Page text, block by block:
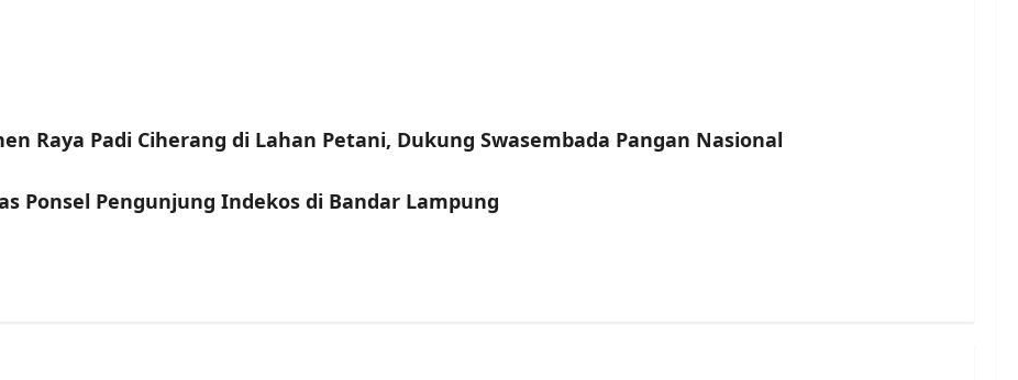
Raya Padi Ciherang di Lahan Petani, Dukung Swasembada Pangan Nasional
Ponsel Pengunjung Indekos di Bandar Lampung